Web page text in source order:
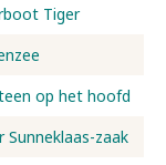
Tiger
op het hoofd
zaak